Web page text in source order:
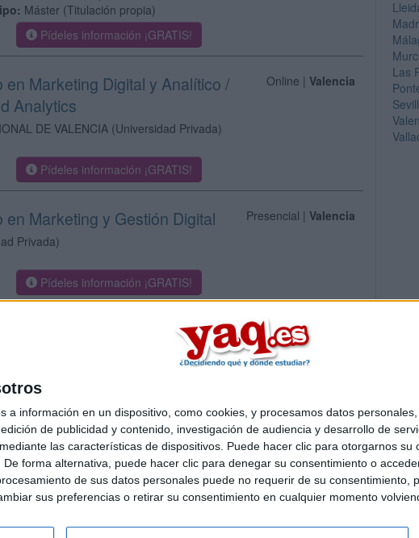
a información en un dispositivo, como cookies, y procesamos datos
de publicidad y contenido, investigación de audiencia y desarrollo de
las características de dispositivos. Puede hacer clic para otorgarnos
forma alternativa, puede hacer clic para denegar su consentimiento o
de sus datos personales puede no requerir de su
sus preferencias o retirar su consentimiento en cualquier momento
Máster (Titulación propia)
Pídeles información ¡GRATIS!
Online |Valencia
Marketing Digital y Analítico /
Analytics
DE VALENCIA (Universidad Privada)
Pídeles información ¡GRATIS!
Presencial |Valencia
Marketing y Gestión Digital
Privada)
Pídeles información ¡GRATIS!
Las
Quiénes somos|Contactar|Anúnciate
Aviso legal|Politica de privacidad|Condiciones generales|Política de
2026Compás Mediterráneo S.L.- Diego de León 47 - 28006 Madrid [ESPAÑA] -